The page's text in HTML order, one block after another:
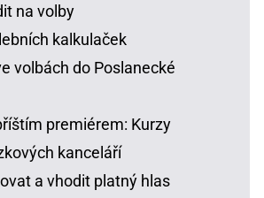
na volby
kalkulaček
volbách do Poslanecké
premiérem: Kurzy
kanceláří
a vhodit platný hlas